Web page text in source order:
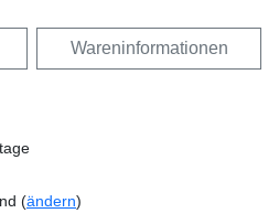
Wareninformationen
(ändern)